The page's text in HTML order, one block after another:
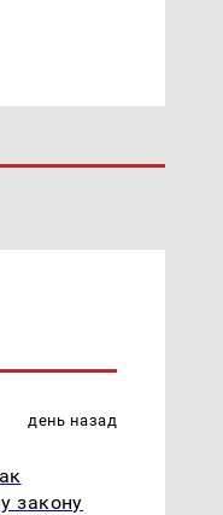
день назад
закону